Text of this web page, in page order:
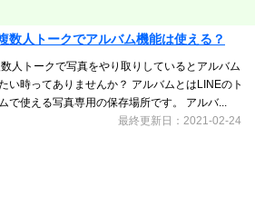
数人トークでアルバム機能は使える？
人トークで写真をやり取りしているとアルバム
い時ってありませんか？ アルバムとはLINEのト
で使える写真専用の保存場所です。 アルバ...
最終更新日：2021-02-24